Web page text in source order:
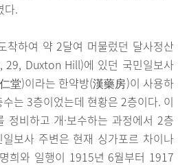
다.
착하여 약 2달여 머물렀던 달사정산
Duxton Hill)에 있던 국민일보사
堂)이라는 한약방(漢藥房)이 사용하
는 3층이었는데 현황은 2층이다. 이
정비하고 개·보수하는 과정에서 2층
보사 주변은 현재 싱가포르 차이나
희와 일행이 1915년 6월부터 1917